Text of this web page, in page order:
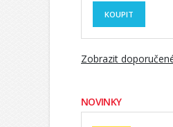
KOUPIT
Zobrazit
NOVINKY